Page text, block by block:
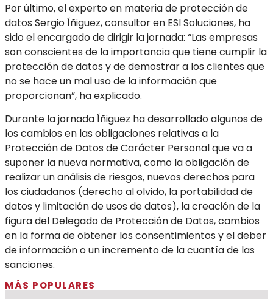
Por último, el experto en materia de protección de
datos Sergio Íñiguez, consultor en ESI Soluciones, ha
sido el encargado de dirigir la jornada: “Las empresas
son conscientes de la importancia que tiene cumplir la
protección de datos y de demostrar a los clientes que
no se hace un mal uso de la información que
proporcionan”, ha explicado.
Durante la jornada Íñiguez ha desarrollado algunos de
los cambios en las obligaciones relativas a la
Protección de Datos de Carácter Personal que va a
suponer la nueva normativa, como la obligación de
realizar un análisis de riesgos, nuevos derechos para
los ciudadanos (derecho al olvido, la portabilidad de
datos y limitación de usos de datos), la creación de la
figura del Delegado de Protección de Datos, cambios
en la forma de obtener los consentimientos y el deber
de información o un incremento de la cuantía de las
sanciones.
MÁS POPULARES